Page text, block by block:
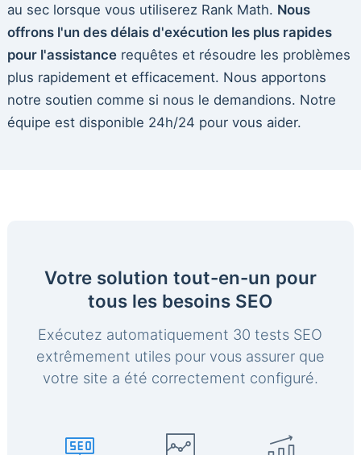
au sec lorsque vous utiliserez Rank Math. Nous
offrons l'un des délais d'exécution les plus rapides
pour l'assistancerequêtes et résoudre les problèmes
plus rapidement et efficacement. Nous apportons
notre soutien comme si nous le demandions. Notre
équipe est disponible 24h/24 pour vous aider.
Votre solution tout-en-un pour
tous les besoins SEO
Exécutez automatiquement 30 tests SEO
extrêmement utiles pour vous assurer que
votre site a été correctement configuré.